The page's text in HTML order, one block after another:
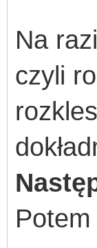
Na
czyli